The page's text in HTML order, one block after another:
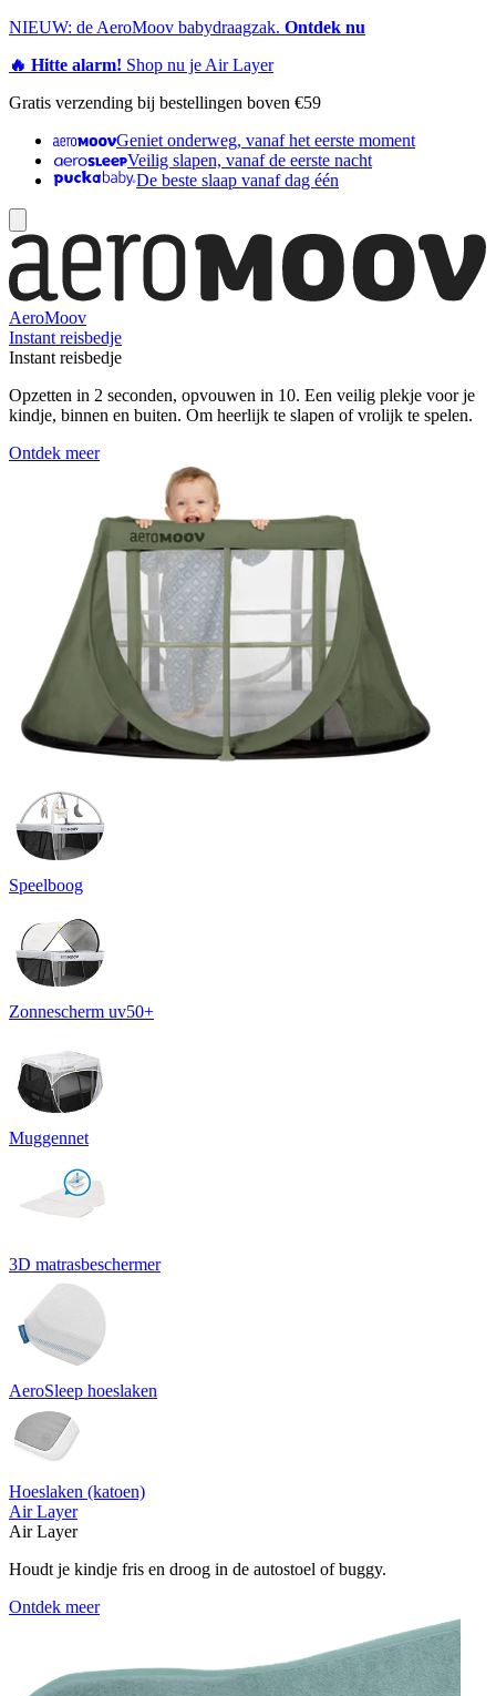
NIEUW: de AeroMoov babydraagzak. Ontdek nu
🔥 Hitte alarm! Shop nu je Air Layer
Gratis verzending bij bestellingen boven €59
Geniet onderweg, vanaf het eerste moment
Veilig slapen, vanaf de eerste nacht
De beste slaap vanaf dag één
AeroMoov
Instant reisbedje
Instant reisbedje
Opzetten in 2 seconden, opvouwen in 10. Een veilig plekje voor je
kindje, binnen en buiten. Om heerlijk te slapen of vrolijk te spelen.
Ontdek meer
Speelboog
Zonnescherm uv50+
Muggennet
3D matrasbeschermer
AeroSleep hoeslaken
Hoeslaken (katoen)
Air Layer
Air Layer
Houdt je kindje fris en droog in de autostoel of buggy.
Ontdek meer